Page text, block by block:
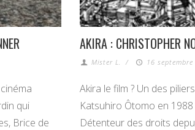
qui
Brice de
AKIRA : CHRISTOPHER
Mister L. / 16
Akira le film ? Un des
Katsuhiro Ôtomo en
Détenteur des droits